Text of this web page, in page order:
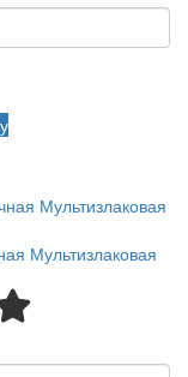
Мультизлаковая